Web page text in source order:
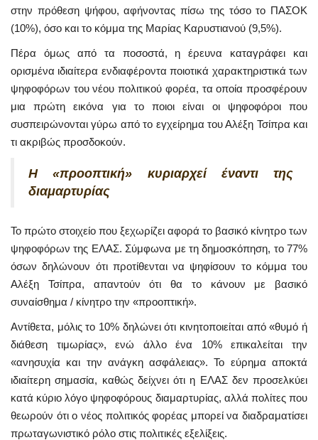
στην πρόθεση ψήφου, αφήνοντας πίσω της τόσο το ΠΑΣΟΚ
(10%), όσο και το κόμμα της Μαρίας Καρυστιανού (9,5%).
Πέρα όμως από τα ποσοστά, η έρευνα καταγράφει και
ορισμένα ιδιαίτερα ενδιαφέροντα ποιοτικά χαρακτηριστικά των
ψηφοφόρων του νέου πολιτικού φορέα, τα οποία προσφέρουν
μια πρώτη εικόνα για το ποιοι είναι οι ψηφοφόροι που
συσπειρώνονται γύρω από το εγχείρημα του Αλέξη Τσίπρα και
τι ακριβώς προσδοκούν.
Η «προοπτική» κυριαρχεί έναντι της
διαμαρτυρίας
Το πρώτο στοιχείο που ξεχωρίζει αφορά το βασικό κίνητρο των
ψηφοφόρων της ΕΛΑΣ. Σύμφωνα με τη δημοσκόπηση, το 77%
όσων δηλώνουν ότι προτίθενται να ψηφίσουν το κόμμα του
Αλέξη Τσίπρα, απαντούν ότι θα το κάνουν με βασικό
συναίσθημα / κίνητρο την «προοπτική».
Αντίθετα, μόλις το 10% δηλώνει ότι κινητοποιείται από «θυμό ή
διάθεση τιμωρίας», ενώ άλλο ένα 10% επικαλείται την
«ανησυχία και την ανάγκη ασφάλειας». Το εύρημα αποκτά
ιδιαίτερη σημασία, καθώς δείχνει ότι η ΕΛΑΣ δεν προσελκύει
κατά κύριο λόγο ψηφοφόρους διαμαρτυρίας, αλλά πολίτες που
θεωρούν ότι ο νέος πολιτικός φορέας μπορεί να διαδραματίσει
πρωταγωνιστικό ρόλο στις πολιτικές εξελίξεις.